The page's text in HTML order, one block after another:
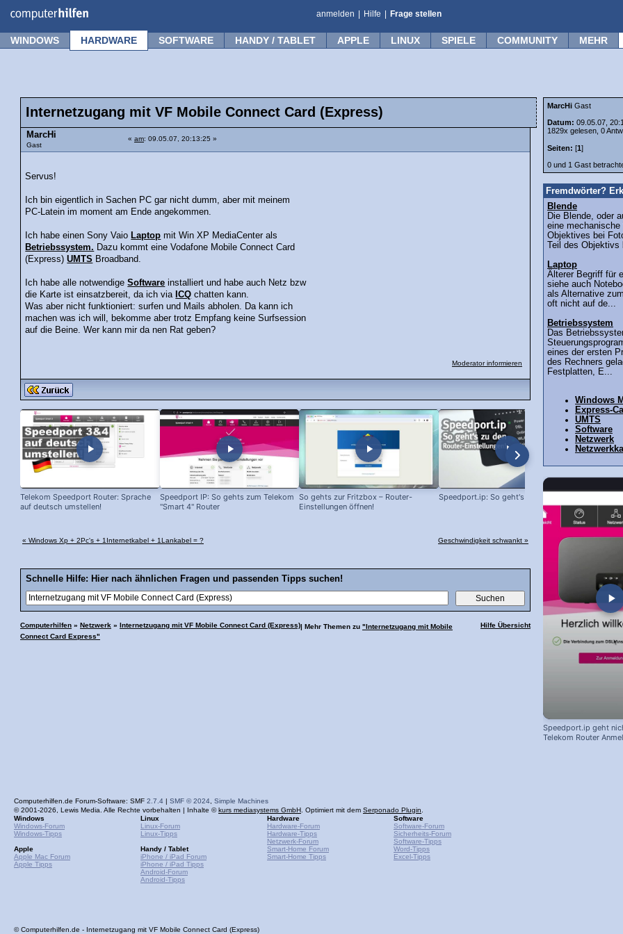
anmelden Hilfe Frage stellen
WINDOWS HARDWARE SOFTWARE HANDY / TABLET APPLE LINUX SPIELE COMMUNITY MEHR
Internetzugang mit VF Mobile Connect Card (Express)
MarcHi
Gast
« am: 09.05.07, 20:13:25 »
Servus!
Ich bin eigentlich in Sachen PC gar nicht dumm, aber mit meinem
PC-Latein im moment am Ende angekommen.
Ich habe einen Sony Vaio Laptop mit Win XP MediaCenter als
Betriebssystem. Dazu kommt eine Vodafone Mobile Connect Card
(Express)UMTS Broadband.
Ich habe alle notwendigeSoftware installiert und habe auch Netz bzw
die Karte ist einsatzbereit, da ich via ICQ chatten kann.
Was aber nicht funktioniert: surfen und Mails abholen. Da kann ich
machen was ich will, bekomme aber trotz Empfang keine Surfsession
auf die Beine. Wer kann mir da nen Rat geben?
Moderator informieren
Telekom Speedport Router: Sprache
auf deutsch umstellen!
Speedport IP: So gehts zum Telekom
"Smart 4" Router
So gehts zur Fritzbox – Router-
Einstellungen öffnen!
Speedport.ip: So geht's zum Router!
2. Fritzbox
Repeater
« Windows Xp + 2Pc's + 1Internetkabel + 1Lankabel = ? Geschwindigkeit schwankt »
Schnelle Hilfe: Hier nach ähnlichen Fragen und passenden Tipps suchen!
Computerhilfen » Netzwerk » Internetzugang mit VF Mobile Connect Card (Express) Hilfe Übersicht
| Mehr Themen zu "Internetzugang mit Mobile
Connect Card Express"
MarcHi Gast
Datum: 09.05.07,
1829x gelesen, 0
Seiten: [1]
0 und 1 Gast
Fremdwörter?
Blende
Die Blende, oder
eine mechanische
Objektives bei
Teil des
Laptop
Älterer Begriff für
siehe auch
als Alternative
oft nicht auf de...
Betriebssystem
Das
eines der ersten
des Rechners
Festplatten, E...
Windows
Express-
UMTS
Software
Netzwerk
Speedport.ip geht
Telekom Router
Computerhilfen.de Forum-Software: SMF 2.7.4 SMF © 2024, Simple Machines
© 2001-2026, Lewis Media. Alle Rechte vorbehalten | Inhalte © kurs mediasystems GmbH. Optimiert mit dem Serponado Plugin.
Windows
Windows-Forum
Windows-Tipps
Apple
Apple Mac Forum
Apple Tipps
Linux
Linux-Forum
Linux-Tipps
Handy / Tablet
iPhone / iPad Forum
iPhone / iPad Tipps
Android-Forum
Android-Tipps
Hardware
Hardware-Forum
Hardware-Tipps
Netzwerk-Forum
Smart-Home Forum
Smart-Home Tipps
Software
Software-Forum
Sicherheits-Forum
Software-Tipps
Word-Tipps
Excel-Tipps
© Computerhilfen.de - Internetzugang mit VF Mobile Connect Card (Express)